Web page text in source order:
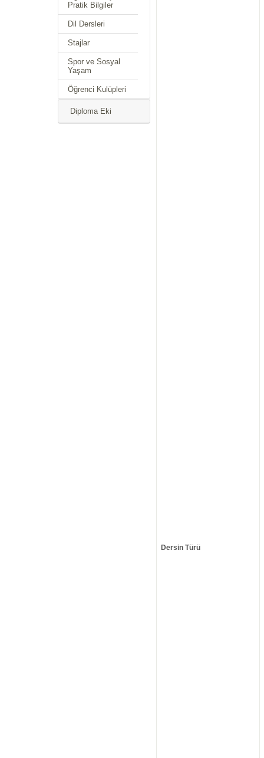
Pratik Bilgiler
Dil Dersleri
Stajlar
Spor ve Sosyal
Yaşam
Öğrenci Kulüpleri
Diploma Eki
Dersin Türü